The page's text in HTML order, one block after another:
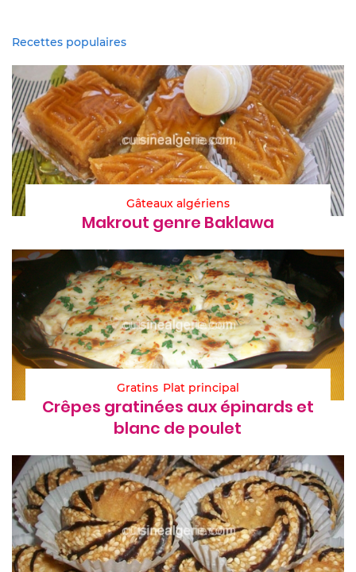
Recettes populaires
Gâteaux algériens
Makrout genre Baklawa
Gratins Plat principal
Crêpes gratinées aux épinards et
blanc de poulet